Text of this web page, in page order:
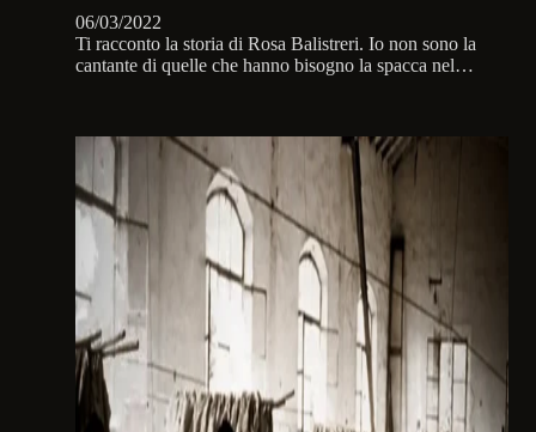
06/03/2022
Ti racconto la storia di Rosa Balistreri. Io non sono la
cantante di quelle che hanno bisogno la spacca nel…